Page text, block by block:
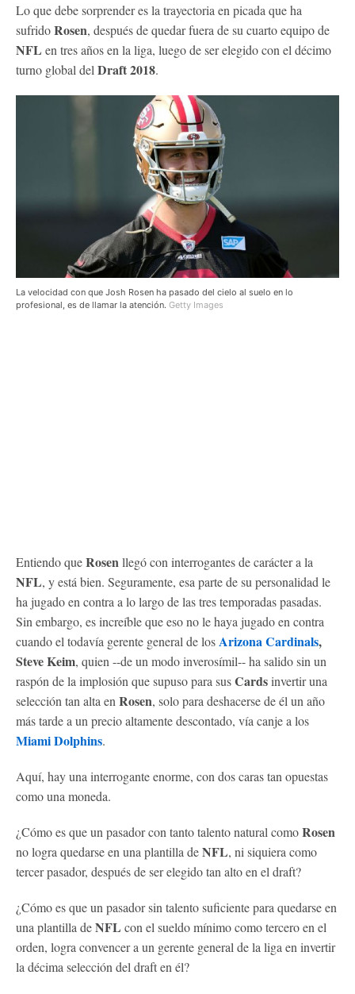
Lo que debe sorprender es la trayectoria en picada que ha
sufridoRosen, después de quedar fuera de su cuarto equipo de
NFL en tres años en la liga, luego de ser elegido con el décimo
turno global del Draft 2018.
La velocidad con que Josh Rosen ha pasado del cielo al suelo en lo
profesional, es de llamar la atención. Getty Images
Entiendo queRosen llegó con interrogantes de carácter a la
NFL, y está bien. Seguramente, esa parte de su personalidad le
ha jugado en contra a lo largo de las tres temporadas pasadas.
Sin embargo, es increíble que eso no le haya jugado en contra
cuando el todavía gerente general de los Arizona Cardinals,
Steve Keim, quien --de un modo inverosímil-- ha salido sin un
raspón de la implosión que supuso para susCardsinvertir una
selección tan alta en Rosen, solo para deshacerse de él un año
más tarde a un precio altamente descontado, vía canje a los
Miami Dolphins.
Aquí, hay una interrogante enorme, con dos caras tan opuestas
como una moneda.
¿Cómo es que un pasador con tanto talento natural comoRosen
no logra quedarse en una plantilla deNFL, ni siquiera como
tercer pasador, después de ser elegido tan alto en el draft?
¿Cómo es que un pasador sin talento suficiente para quedarse en
una plantilla deNFL con el sueldo mínimo como tercero en el
orden, logra convencer a un gerente general de la liga en invertir
la décima selección del draft en él?